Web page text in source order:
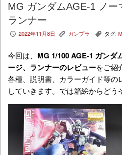
MG ガンダムAGE-1 ノー
ランナー
P 2022年11月8日 K ガンプラ , タグ:
今回は、 MG 1/100 AGE-1 ガンダ
ージ、ランナーのレビューをご紹
各種、説明書、カラーガイド等の
していきます。では箱絵からどう